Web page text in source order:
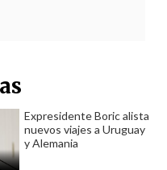
Expresidente Boric alista
nuevos viajes a Uruguay
y Alemania